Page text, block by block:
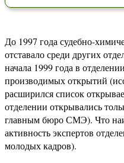
До 1997 года судебно-
отставало среди других
начала 1999 года в
производимых открытий
расширился список
отделении открывались
главным бюро СМЭ). Что
активность экспертов
молодых кадров).